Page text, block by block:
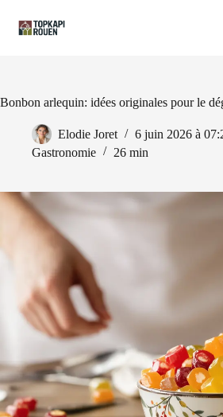
contenu
Bonbon arlequin: idées originales pour le
Elodie Joret
6 juin 2026 à
Gastronomie
26 min